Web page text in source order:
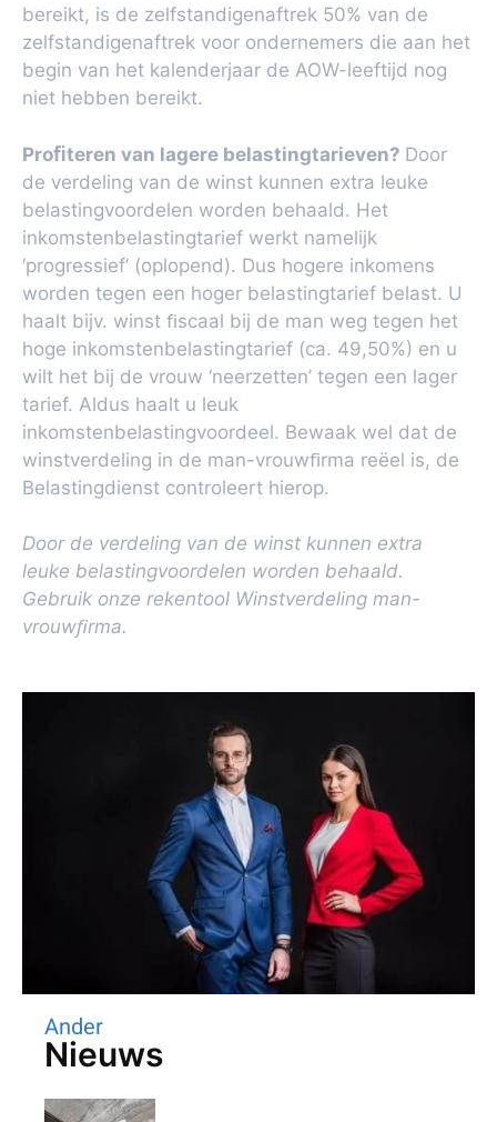
bereikt, is de zelfstandigenaftrek 50% van de
zelfstandigenaftrek voor ondernemers die aan het
begin van het kalenderjaar de AOW-leeftijd nog
niet hebben bereikt.
Proﬁteren van lagere belastingtarieven? Door
de verdeling van de winst kunnen extra leuke
belastingvoordelen worden behaald. Het
inkomstenbelastingtarief werkt namelijk
‘progressief’ (oplopend). Dus hogere inkomens
worden tegen een hoger belastingtarief belast. U
haalt bijv. winst ﬁscaal bij de man weg tegen het
hoge inkomstenbelastingtarief (ca. 49,50%) en u
wilt het bij de vrouw ‘neerzetten’ tegen een lager
tarief. Aldus haalt u leuk
inkomstenbelastingvoordeel. Bewaak wel dat de
winstverdeling in de man-vrouwﬁrma reëel is, de
Belastingdienst controleert hierop.
Door de verdeling van de winst kunnen extra
leuke belastingvoordelen worden behaald.
Gebruik onze rekentool Winstverdeling man-
vrouwﬁrma.
Ander
Nieuws